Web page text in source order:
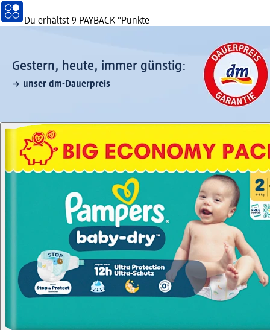
Du erhältst 9 PAYBACK °Punkte
Gestern, heute, immer günstig:
unser dm-Dauerpreis